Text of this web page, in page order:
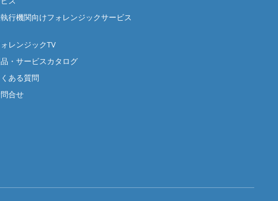
行機関向けフォレンジックサービス
レンジックTV
・サービスカタログ
ある質問
合せ